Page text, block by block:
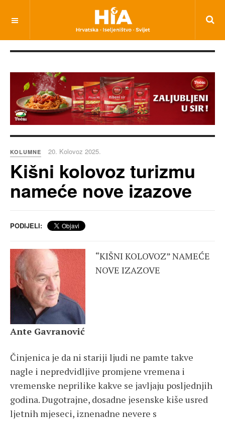
KOLUMNE 20. Kolovoz 2025.
Kišni kolovoz turizmu
nameće nove izazove
PODIJELI:
Ante Gavranović
“KIŠNI KOLOVOZ” NAMEĆE
NOVE IZAZOVE
Činjenica je da ni stariji ljudi ne pamte takve
nagle i nepredvidljive promjene vremena i
vremenske neprilike kakve se javljaju posljednjih
godina. Dugotrajne, dosadne jesenske kiše usred
ljetnih mjeseci, iznenadne nevere s